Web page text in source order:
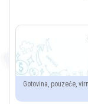
Gotovina, pouzeće,